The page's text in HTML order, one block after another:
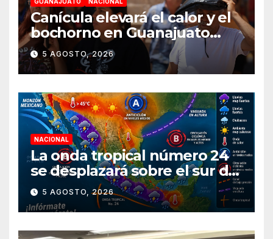
Canícula elevará el calor y el
bochorno en Guanajuato
durante agosto
5 AGOSTO, 2026
NACIONAL
La onda tropical número 24
se desplazará sobre el sur del
territorio nacional
5 AGOSTO, 2026